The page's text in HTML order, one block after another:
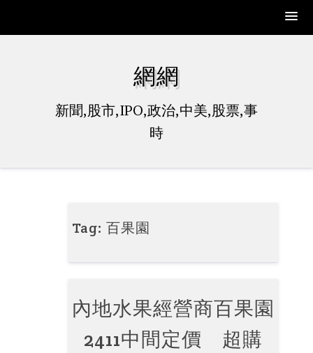
網網
新聞,股市,IPO,政治,中美,股票,事
時
Tag:百果園
內地水果經營商百果園
2411中間定價 超購